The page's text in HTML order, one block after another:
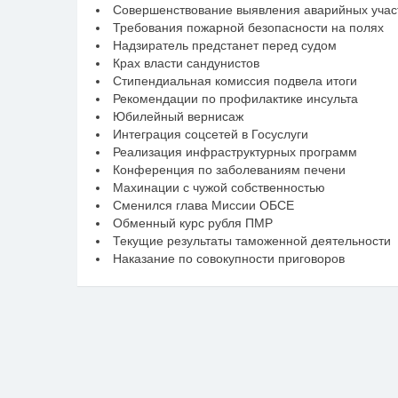
Совершенствование выявления аварийных
Требования пожарной безопасности на полях
Надзиратель предстанет перед судом
Крах власти сандунистов
Стипендиальная комиссия подвела итоги
Рекомендации по профилактике инсульта
Юбилейный вернисаж
Интеграция соцсетей в Госуслуги
Реализация инфраструктурных программ
Конференция по заболеваниям печени
Махинации с чужой собственностью
Сменился глава Миссии ОБСЕ
Обменный курс рубля ПМР
Текущие результаты таможенной деятельности
Наказание по совокупности приговоров